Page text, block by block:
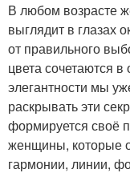
В любом возрасте
выглядит в глазах
от правильного
цвета сочетаются
элегантности мы
раскрывать эти
формируется своё
женщины, которые
гармонии, линии,